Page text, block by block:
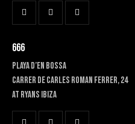
666
PLAYA D’EN BOSSA
Carrer de Carles Roman Ferrer, 24
At RYANS IBIZA